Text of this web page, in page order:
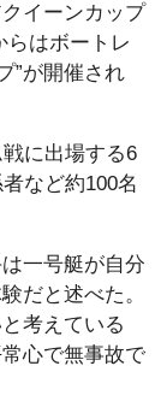
イーンカップ
らはボートレ
”が開催され
に出場する6
など約100名
一号艇が自分
だと述べた。
考えている
心で無事故で